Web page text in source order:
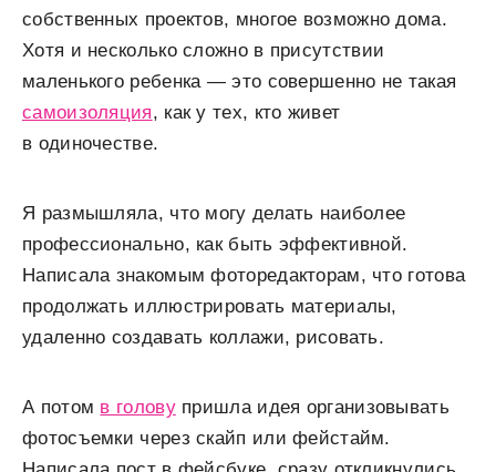
собственных проектов, многое возможно дома.
Хотя и несколько сложно в присутствии
маленького ребенка — это совершенно не такая
самоизоляция, как у тех, кто живет
в одиночестве.
Я размышляла, что могу делать наиболее
профессионально, как быть эффективной.
Написала знакомым фоторедакторам, что готова
продолжать иллюстрировать материалы,
удаленно создавать коллажи, рисовать.
А потом в головупришла идея организовывать
фотосъемки через скайп или фейстайм.